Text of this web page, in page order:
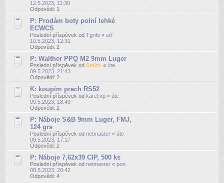
12.5.2023, 11:30
Odpovědi: 1
P: Prodám boty polní lehké
ECWCS
Poslední příspěvek od Tgrifo « stř
10.5.2023, 12:31
Odpovědi: 2
P: Walther PPQ M2 9mm Luger
Poslední příspěvek od Smith « úte
09.5.2023, 21:43
Odpovědi: 2
K: koupím prach RS52
Poslední příspěvek od karel.vp « úte
09.5.2023, 18:49
Odpovědi: 2
P: Náboje S&B 9mm Luger, FMJ,
124 grs
Poslední příspěvek od netmaster « úte
09.5.2023, 17:17
Odpovědi: 2
P: Náboje 7,62x39 CIP, 500 ks
Poslední příspěvek od netmaster « pon
08.5.2023, 20:42
Odpovědi: 4